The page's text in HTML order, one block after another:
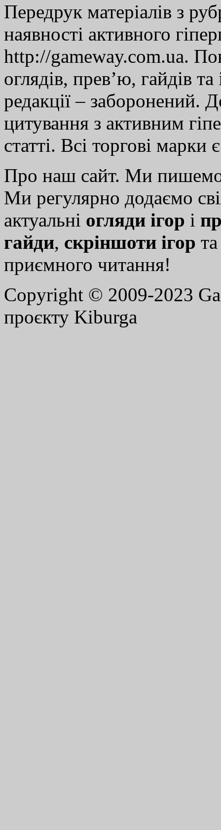
Передрук матеріалів з
наявності активного
http://gameway.com.ua.
оглядів, прев’ю, гайдів
редакції – заборонений.
цитування з активним
статті. Всі торгові марки
Про наш сайт. Ми
Ми регулярно додаємо
актуальні огляди ігор і
гайди, скріншоти ігор
приємного читання!
Copyright © 2009-2023
проєкту Kiburga